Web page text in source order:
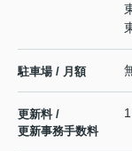
駐車場 / 月額
更新料 /
更新事務手数料